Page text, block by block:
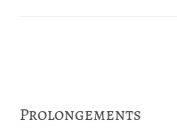
Prolongements